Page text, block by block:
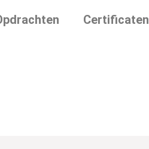
Certificaten